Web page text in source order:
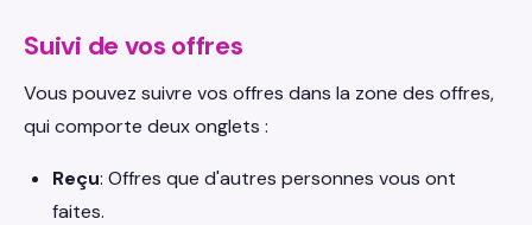
Suivi de vos offres
Vous pouvez suivre vos offres dans la zone des offres,
qui comporte deux onglets :
Reçu: Offres que d'autres personnes vous ont
faites.